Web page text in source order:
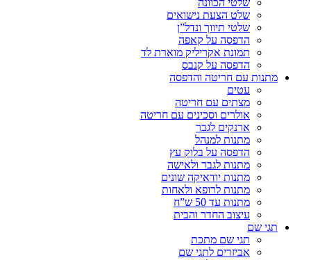
שלט הצעת נישואים
שלטי תיווך ונדל”ן
הדפסה על קאפה
תמונת אקריליק מוארת לד
הדפסה על קנבס
מתנות עם חריטה והדפסה
עטים
מצתים עם חריטה
אולרים וסכינים עם חריטה
ארנקים לגבר
מתנות למנהל
הדפסה על בלוק עץ
מתנות לגבר ולאישה
מתנות יודאיקה שונים
מתנות לרופא ולאחות
מתנות עד 50 ש”ח
עיצוב החדר והבית
תגי שם
תגי שם מתכת
אביזרים לתגי שם